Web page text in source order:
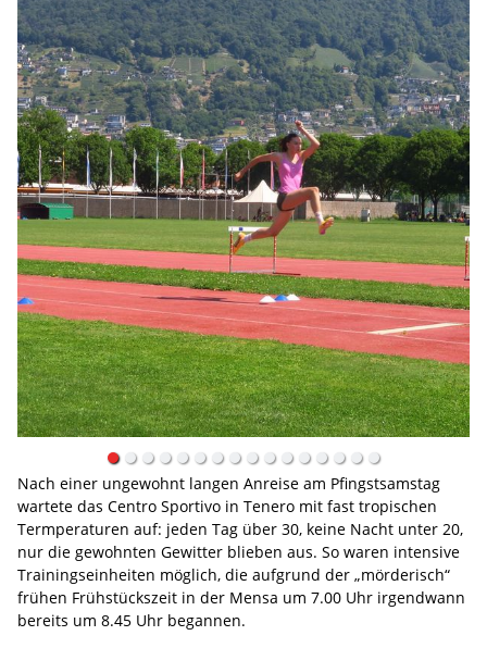
Nach einer ungewohnt langen Anreise am Pfingstsamstag
wartete das Centro Sportivo in Tenero mit fast tropischen
Termperaturen auf: jeden Tag über 30, keine Nacht unter 20,
nur die gewohnten Gewitter blieben aus. So waren intensive
Trainingseinheiten möglich, die aufgrund der „mörderisch“
frühen Frühstückszeit in der Mensa um 7.00 Uhr irgendwann
bereits um 8.45 Uhr begannen.